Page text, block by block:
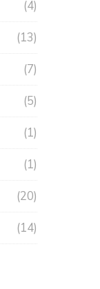
(4)
(13)
(7)
(5)
(1)
(1)
(20)
(14)